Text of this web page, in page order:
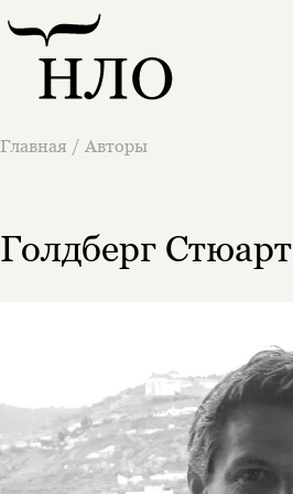
Главная / Авторы
Голдберг Стюарт